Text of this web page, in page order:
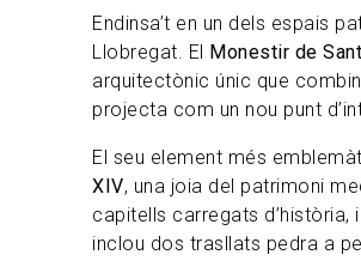
Endinsa’t en un dels espais
Llobregat. El
Monestir de
arquitectònic únic que
projecta com un nou punt
El seu element més
XIV, una joia del patrimoni
capitells carregats
inclou dos trasllats pedra a